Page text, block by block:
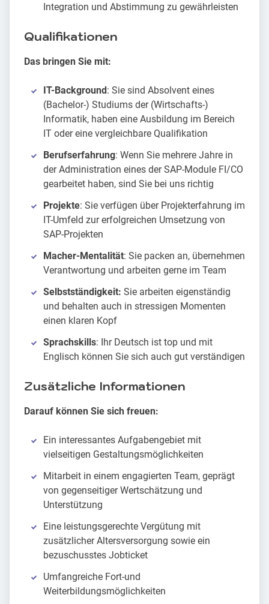
Integration und Abstimmung zu gewährleisten
Qualifikationen
Das bringen Sie mit:
IT-Background : Sie sind Absolvent eines
(Bachelor-) Studiums der (Wirtschafts-)
Informatik, haben eine Ausbildung im Bereich
IT oder eine vergleichbare Qualifikation
Berufserfahrung: Wenn Sie mehrere Jahre in
der Administration eines der SAP-Module FI/CO
gearbeitet haben, sind Sie bei uns richtig
Projekte: Sie verfügen über Projekterfahrung im
IT-Umfeld zur erfolgreichen Umsetzung von
SAP-Projekten
Macher-Mentalität: Sie packen an, übernehmen
Verantwortung und arbeiten gerne im Team
Selbstständigkeit: Sie arbeiten eigenständig
und behalten auch in stressigen Momenten
einen klaren Kopf
Sprachskills: Ihr Deutsch ist top und mit
Englisch können Sie sich auch gut verständigen
Zusätzliche Informationen
Darauf können Sie sich freuen:
Ein interessantes Aufgabengebiet mit
vielseitigen Gestaltungsmöglichkeiten
Mitarbeit in einem engagierten Team, geprägt
von gegenseitiger Wertschätzung und
Unterstützung
Eine leistungsgerechte Vergütung mit
zusätzlicher Altersversorgung sowie ein
bezuschusstes Jobticket
Umfangreiche Fort-und
Weiterbildungsmöglichkeiten